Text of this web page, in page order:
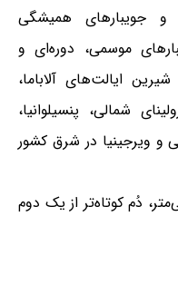
و جویبارهای همیشگی
موسمی، دوره‌ای و
ایالت‌های آلاباما،
شمالی، پنسیلوانیا،
و ویرجینیا در شرق کشور
۸/۳ تا ۱۲/۵ سانتی‌متر، دُم کوتاه‌تر از یک دوم